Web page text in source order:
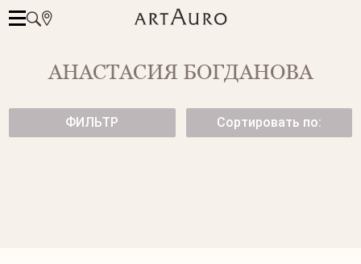
АНАСТАСИЯ БОГДАНОВА
ФИЛЬТР Сортировать по: